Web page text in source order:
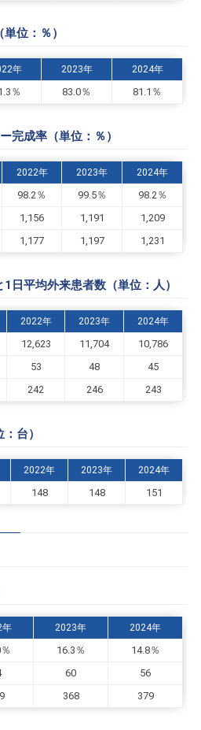
位：％）
年 2023年 2024年
％ 83.0％ 81.1％
完成率（単位：％）
2022年 2023年 2024年
98.2％ 99.5％
98.2％
1,156 1,191
1,209
1,177 1,197 1,231
日平均外来患者数（単位：人）
2022年 2023年 2024年
12,623 11,704
10,786
53 48
45
242 246 243
台）
2022年 2023年 2024年
148 148 151
年 2023年 2024年
16.3％
14.8％
60
56
368 379